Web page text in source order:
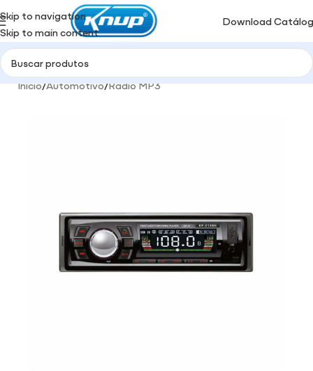
Skip to navigation
Skip to main content
Download
Início/Automotivo/Rádio MP3